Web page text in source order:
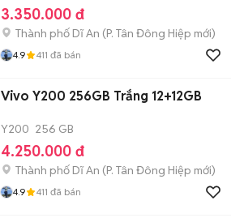
3.350.000 đ
Thành phố Dĩ An (P. Tân Đông Hiệp mới)
4.9 411 đã bán
Vivo Y200 256GB Trắng 12+12GB
Y200 256 GB
4.250.000 đ
Thành phố Dĩ An (P. Tân Đông Hiệp mới)
4.9 411 đã bán